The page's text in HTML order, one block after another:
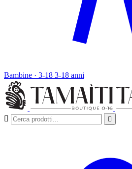
Bambine · 3-18 3-18 anni
 